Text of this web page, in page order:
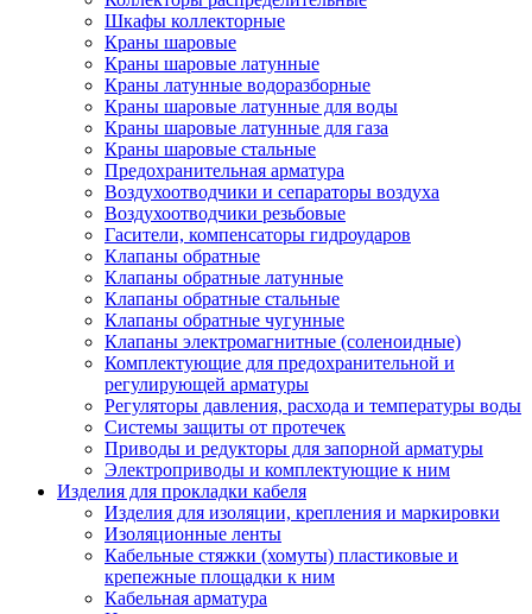
Шкафы коллекторные
Краны шаровые
Краны шаровые латунные
Краны латунные водоразборные
Краны шаровые латунные для воды
Краны шаровые латунные для газа
Краны шаровые стальные
Предохранительная арматура
Воздухоотводчики и сепараторы воздуха
Воздухоотводчики резьбовые
Гасители, компенсаторы гидроударов
Клапаны обратные
Клапаны обратные латунные
Клапаны обратные стальные
Клапаны обратные чугунные
Клапаны электромагнитные (соленоидные)
Комплектующие для предохранительной и
регулирующей арматуры
Регуляторы давления, расхода и температуры воды
Системы защиты от протечек
Приводы и редукторы для запорной арматуры
Электроприводы и комплектующие к ним
Изделия для прокладки кабеля
Изделия для изоляции, крепления и маркировки
Изоляционные ленты
Кабельные стяжки (хомуты) пластиковые и
крепежные площадки к ним
Кабельная арматура